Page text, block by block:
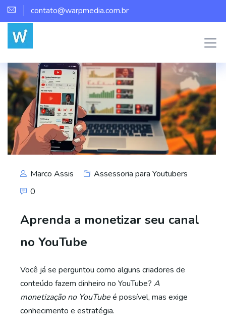
contato@warpmedia.com.br
Marco Assis
Assessoria para Youtubers
0
Aprenda a monetizar seu canal
no YouTube
Você já se perguntou como alguns criadores de
conteúdo fazem dinheiro no YouTube? A
monetização no YouTubeé possível, mas exige
conhecimento e estratégia.